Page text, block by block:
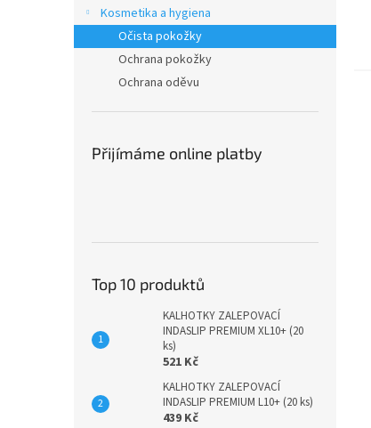
Kosmetika a hygiena
Očista pokožky
Ochrana pokožky
Ochrana oděvu
Přijímáme online platby
Top 10 produktů
KALHOTKY ZALEPOVACÍ
INDASLIP PREMIUM XL10+ (20
ks)
521 Kč
KALHOTKY ZALEPOVACÍ
INDASLIP PREMIUM L10+ (20 ks)
439 Kč